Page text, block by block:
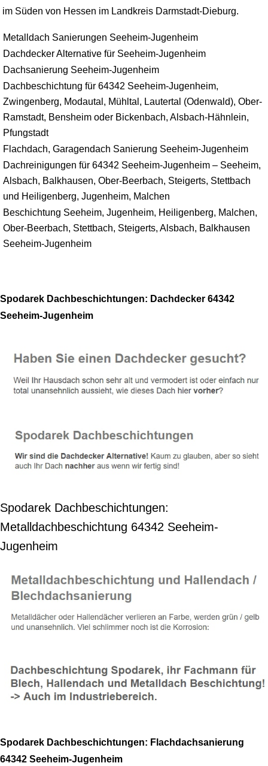
im Süden von Hessen im Landkreis Darmstadt-Dieburg.
Metalldach Sanierungen Seeheim-Jugenheim
Dachdecker Alternative für Seeheim-Jugenheim
Dachsanierung Seeheim-Jugenheim
Dachbeschichtung für 64342 Seeheim-Jugenheim,
Zwingenberg, Modautal, Mühltal, Lautertal (Odenwald), Ober-
Ramstadt, Bensheim oder Bickenbach, Alsbach-Hähnlein,
Pfungstadt
Flachdach, Garagendach Sanierung Seeheim-Jugenheim
Dachreinigungen für 64342 Seeheim-Jugenheim – Seeheim,
Alsbach, Balkhausen, Ober-Beerbach, Steigerts, Stettbach
und Heiligenberg, Jugenheim, Malchen
Beschichtung Seeheim, Jugenheim, Heiligenberg, Malchen,
Ober-Beerbach, Stettbach, Steigerts, Alsbach, Balkhausen
Seeheim-Jugenheim
Spodarek Dachbeschichtungen: Dachdecker 64342
Seeheim-Jugenheim
Spodarek Dachbeschichtungen:
Metalldachbeschichtung 64342 Seeheim-
Jugenheim
Spodarek Dachbeschichtungen: Flachdachsanierung
64342 Seeheim-Jugenheim